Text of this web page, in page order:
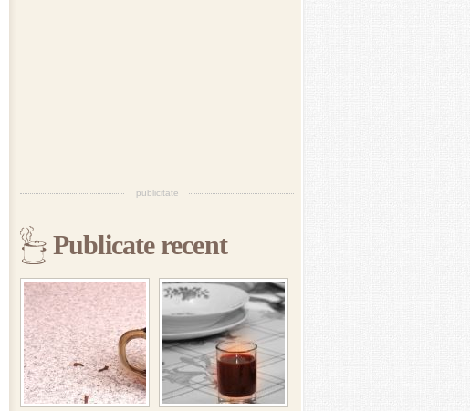
publicitate
Publicate recent